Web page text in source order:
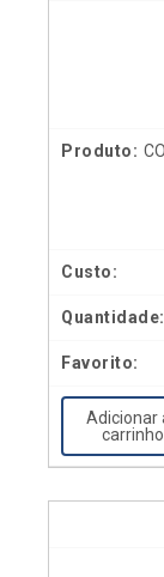
Adicionar
carrinho